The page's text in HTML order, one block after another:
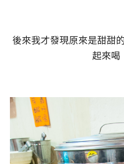
後來我才發現原來是甜甜
起來喝